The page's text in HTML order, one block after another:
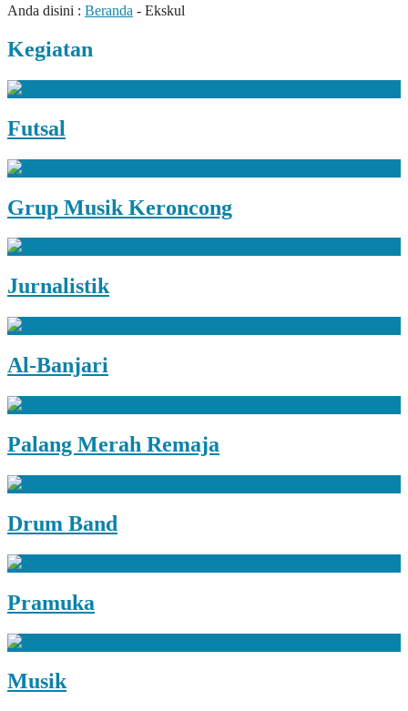
Anda disini : Beranda - Ekskul
Kegiatan
Futsal
Grup Musik Keroncong
Jurnalistik
Al-Banjari
Palang Merah Remaja
Drum Band
Pramuka
Musik